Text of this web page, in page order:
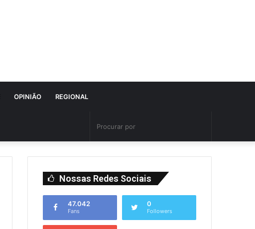
OPINIÃO REGIONAL
Nossas Redes Sociais
47.042
Fans
0
Followers